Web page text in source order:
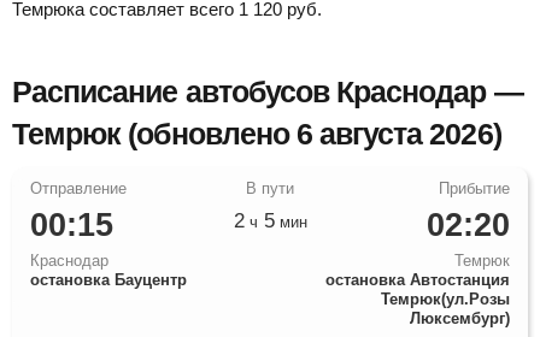
Темрюка составляет всего 1 120 руб.
Расписание автобусов Краснодар —
Темрюк (обновлено 6 августа 2026)
00:15
Краснодар
остановка Бауцентр
02:20
Темрюк
остановка Автостанция
Темрюк(ул.Розы
Люксембург)
2ч 5мин